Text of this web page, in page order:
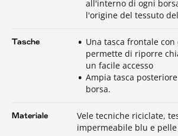
all'interno di ogni
l'origine del tessuto
Tasche
Una tasca frontale
permette di riporre
un facile accesso
Ampia tasca
borsa.
Materiale
Vele tecniche riciclate,
impermeabile blu e pelle